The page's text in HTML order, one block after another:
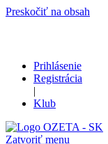
Preskočiť na obsah
Prihlásenie
Registrácia
|
Klub
Zatvoriť menu